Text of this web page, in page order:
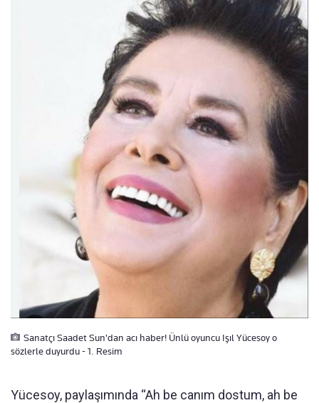
Sanatçı Saadet Sun'dan acı haber! Ünlü oyuncu Işıl Yücesoy o
sözlerle duyurdu - 1. Resim
Yücesoy, paylaşımında “Ah be canım dostum, ah be